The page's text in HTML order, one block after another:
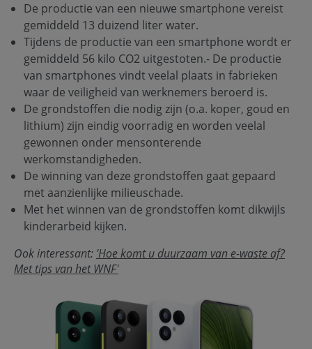
De productie van een nieuwe smartphone vereist
gemiddeld 13 duizend liter water.
Tijdens de productie van een smartphone wordt er
gemiddeld 56 kilo CO2 uitgestoten.- De productie
van smartphones vindt veelal plaats in fabrieken
waar de veiligheid van werknemers beroerd is.
De grondstoffen die nodig zijn (o.a. koper, goud en
lithium) zijn eindig voorradig en worden veelal
gewonnen onder mensonterende
werkomstandigheden.
De winning van deze grondstoffen gaat gepaard
met aanzienlijke milieuschade.
Met het winnen van de grondstoffen komt dikwijls
kinderarbeid kijken.
Ook interessant: 'Hoe komt u duurzaam van e-waste af?
Met tips van het WNF'